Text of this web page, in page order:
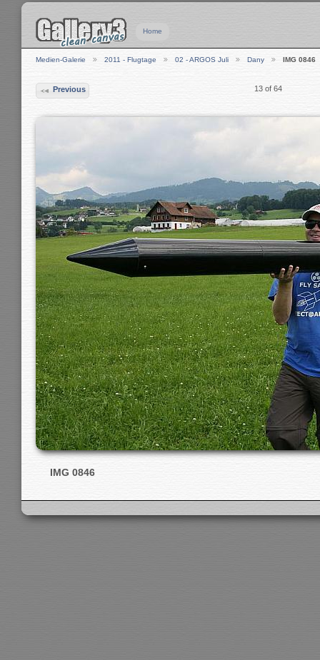
Home
Medien-Galerie 2011 - Flugtage 02 - ARGOS Juli Dany IMG 0846
Previous 13 of 64
IMG 0846